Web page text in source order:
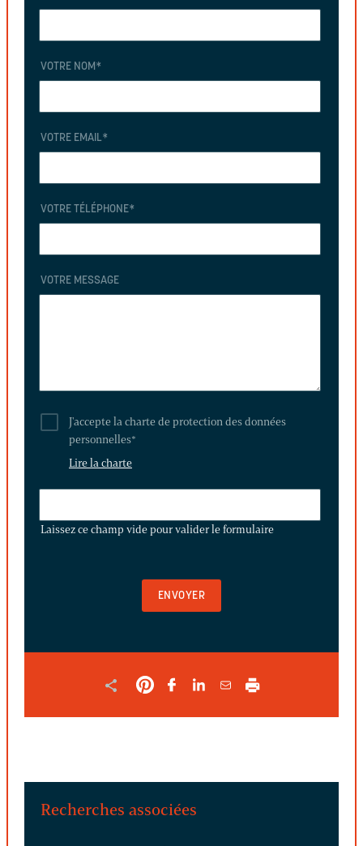
VOTRE NOM*
VOTRE EMAIL*
VOTRE TÉLÉPHONE*
VOTRE MESSAGE
J'accepte la charte de protection des données
personnelles*
Lire la charte
CHAMP
Laissez ce champ vide pour valider le formulaire
Recherches associées